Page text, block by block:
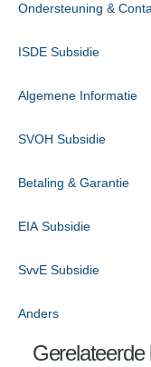
Ondersteuning &
ISDE Subsidie
Algemene Informatie
SVOH Subsidie
Betaling & Garantie
EIA Subsidie
SvvE Subsidie
Anders